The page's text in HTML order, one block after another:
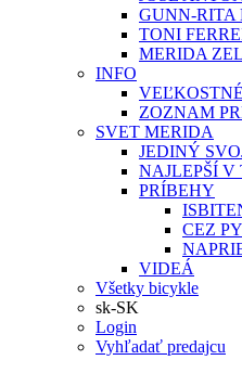
GUNN-RITA
TONI
MERIDA
INFO
ZOZNAM
SVET MERIDA
JEDINÝ
NAJLEPŠÍ V
PRÍBEHY
CEZ
VIDEÁ
Všetky bicykle
sk-SK
Login
Vyhľadať predajcu